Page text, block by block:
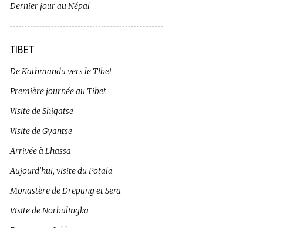
Dernier jour au Népal
TIBET
De Kathmandu vers le Tibet
Première journée au Tibet
Visite de Shigatse
Visite de Gyantse
Arrivée à Lhassa
Aujourd’hui, visite du Potala
Monastère de Drepung et Sera
Visite de Norbulingka